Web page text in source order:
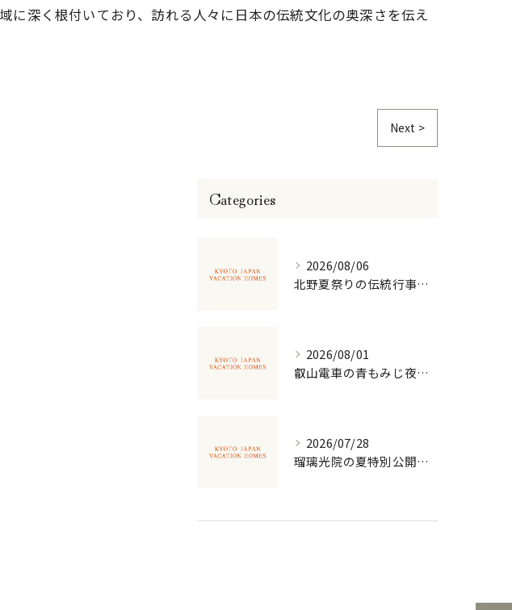
深く根付いており、訪れる人々に日本の伝統文化の奥深さを伝え
Next >
Categories
2026/08/06
北野夏祭りの伝統行事を体感する
2026/08/01
叡山電車の青もみじ夜景の魅力
2026/07/28
瑠璃光院の夏特別公開を徹底解説